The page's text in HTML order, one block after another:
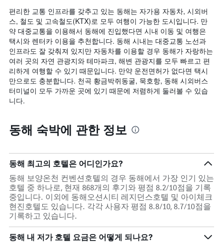
편리한 교통 인프라를 갖추고 있는 동해는 자가용 자동차, 시외버
스, 철도 및 고속철도(KTX)로 모두 여행이 가능한 도시입니다. 만
약 대중교통을 이용해서 동해에 진입했다면 시내 이동 및 여행은
택시와 렌터카 이용을 추천합니다. 동해 시내는 대중교통 노선과
인프라도 잘 갖춰져 있지만 자동차를 이용할 경우 동해가 자랑하는
여러 곳의 자연 관광지와 테마파크, 해변 관광지를 모두 빠르고 편
리하게 여행할 수 있기 때문입니다. 만약 운전면허가 없다면 택시
만으로도 충분합니다. 천곡 황금박쥐동굴, 묵호항, 동해 시외버스
터미널이 모두 가까운 곳에 있기 때문에 저렴하게 둘러볼 수 있습
니다.
동해 숙박에 관한 정보
동해 최고의 호텔은 어디인가요?
동해 보양온천 컨벤션호텔의 경우 동해에서 가장 인기 있는
호텔 중 하나로, 현재 868개의 후기와 평점 8.2/10점을 기록
중입니다. 이외에 동해오션시티 레지던스호텔 및 아이체크
현진호텔도 있습니다. 각각 사용자 평점 8.8/10, 8.7/10점을
기록하고 있습니다.
동해 내 저가 호텔 요금은 어떻게 되나요?